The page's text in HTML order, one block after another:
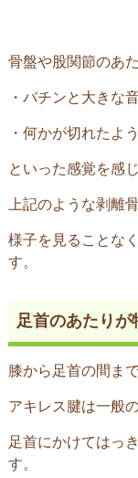
骨盤や股関節のあ
・バチンと大きな
・何かが切れたよ
といった感覚を感
上記のような剥離
様子を見ることな
す。
足首のあたりが
膝から足首の間ま
アキレス腱は一般
足首にかけてはっ
す。